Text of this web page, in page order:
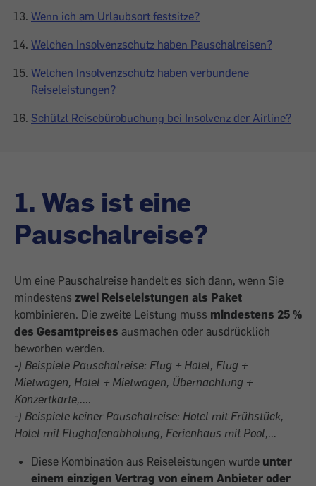
Wenn ich am Urlaubsort festsitze?
Welchen Insolvenzschutz haben Pauschalreisen?
Welchen Insolvenzschutz haben verbundene
Reiseleistungen?
Schützt Reisebürobuchung bei Insolvenz der Airline?
1. Was ist eine
Pauschalreise?
Um eine Pauschalreise handelt es sich dann, wenn Sie
mindestens zwei Reiseleistungen als Paket
kombinieren. Die zweite Leistung muss mindestens 25 %
des Gesamtpreises ausmachen oder ausdrücklich
beworben werden.
-) Beispiele Pauschalreise: Flug + Hotel, Flug +
Mietwagen, Hotel + Mietwagen, Übernachtung +
Konzertkarte,....
-) Beispiele keiner Pauschalreise: Hotel mit Frühstück,
Hotel mit Flughafenabholung, Ferienhaus mit Pool,...
Diese Kombination aus Reiseleistungen wurde unter
einem einzigen Vertrag von einem Anbieter oder